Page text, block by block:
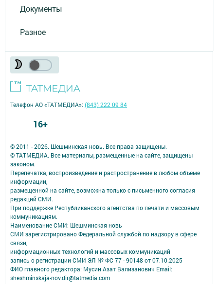
Документы
Разное
© 2011 - 2026. Шешминская новь. Все права защищены.
© ТАТМЕДИА. Все материалы, размещенные на сайте, защищены
законом.
Перепечатка, воспроизведение и распространение в любом объеме
информации,
размещенной на сайте, возможна только с письменного согласия
редакций СМИ.
При поддержке Республиканского агентства по печати и массовым
коммуникациям.
Наименование СМИ: Шешминская новь
СМИ зарегистрировано Федеральной службой по надзору в сфере
связи,
информационных технологий и массовых коммуникаций
запись о регистрации СМИ ЭЛ № ФС 77 - 90148 от 07.10.2025
ФИО главного редактора: Мусин Азат Вализанович Email:
sheshminskaja-nov.dir@tatmedia.com
Телефон АО «ТАТМЕДИА»:(843) 222 09 84
16+